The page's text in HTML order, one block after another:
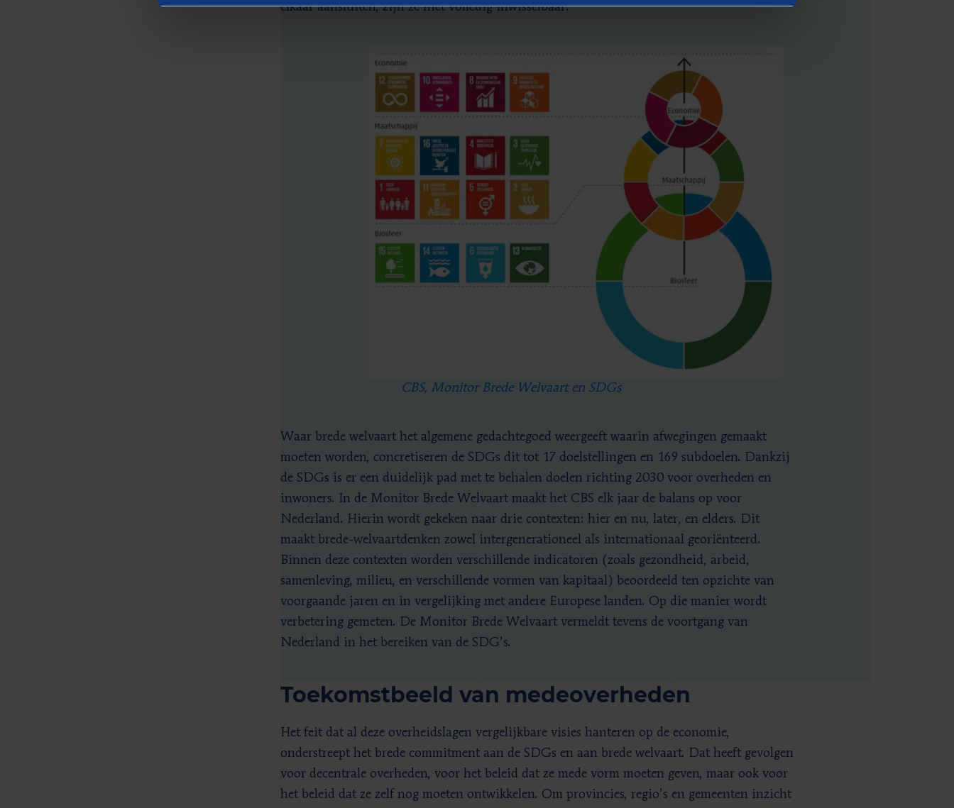
elkaar aansluiten, zijn ze niet volledig inwisselbaar.
CBS, Monitor Brede Welvaart en SDGs
Waar brede welvaart het algemene gedachtegoed weergeeft waarin afwegingen gemaakt
moeten worden, concretiseren de SDGs dit tot 17 doelstellingen en 169 subdoelen. Dankzij
de SDGs is er een duidelijk pad met te behalen doelen richting 2030 voor overheden en
inwoners. In de Monitor Brede Welvaart maakt het CBS elk jaar de balans op voor
Nederland. Hierin wordt gekeken naar drie contexten: hier en nu, later, en elders. Dit
maakt brede-welvaartdenken zowel intergenerationeel als internationaal georiënteerd.
Binnen deze contexten worden verschillende indicatoren (zoals gezondheid, arbeid,
samenleving, milieu, en verschillende vormen van kapitaal) beoordeeld ten opzichte van
voorgaande jaren en in vergelijking met andere Europese landen. Op die manier wordt
verbetering gemeten. De Monitor Brede Welvaart vermeldt tevens de voortgang van
Nederland in het bereiken van de SDG’s.
Toekomstbeeld van medeoverheden
Het feit dat al deze overheidslagen vergelijkbare visies hanteren op de economie,
onderstreept het brede commitment aan de SDGs en aan brede welvaart. Dat heeft gevolgen
voor decentrale overheden, voor het beleid dat ze mede vorm moeten geven, maar ook voor
het beleid dat ze zelf nog moeten ontwikkelen. Om provincies, regio’s en gemeenten inzicht